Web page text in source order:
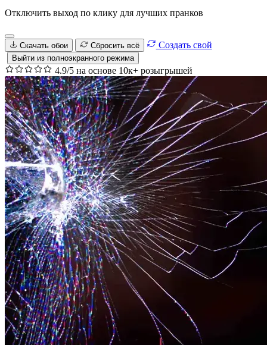
Отключить выход по клику для лучших пранков
Скачать обои Сбросить всё Создать свой
Выйти из полноэкранного режима
4.9/5 на основе 10к+ розыгрышей